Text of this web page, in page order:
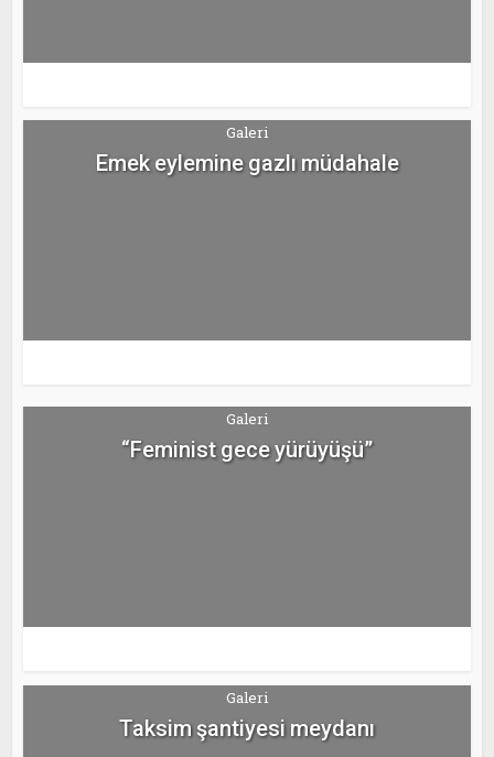
Galeri
Emek eylemine gazlı müdahale
Galeri
“Feminist gece yürüyüşü”
Galeri
Taksim şantiyesi meydanı